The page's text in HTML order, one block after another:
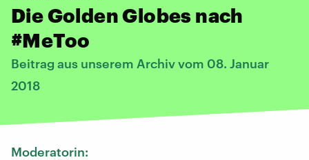
Die Golden Globes nach
#MeToo
Beitrag aus unserem Archiv vom 08. Januar
2018
Moderatorin: